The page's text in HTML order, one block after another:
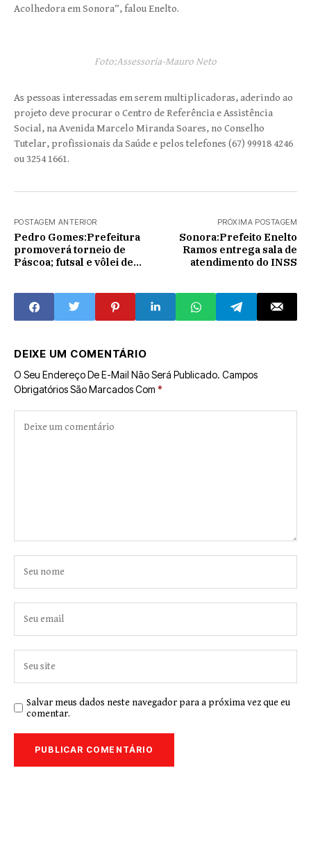
Acolhedora em Sonora”, falou Enelto.
Foto:Assessoria-Mauro Neto
As pessoas interessadas em serem multiplicadoras, aderindo ao
projeto deve procurar o Centro de Referência e Assistência
Social, na Avenida Marcelo Miranda Soares, no Conselho
Tutelar, profissionais da Saúde e pelos telefones (67) 99918 4246
ou 3254 1661.
POSTAGEM ANTERIOR
Pedro Gomes:Prefeitura
promoverá torneio de
Páscoa; futsal e vôlei de
PRÓXIMA POSTAGEM
Sonora:Prefeito Enelto
Ramos entrega sala de
atendimento do INSS
DEIXE UM COMENTÁRIO
O Seu Endereço De E-Mail Não Será Publicado. Campos
Obrigatórios São Marcados Com *
Salvar meus dados neste navegador para a próxima vez que eu
comentar.